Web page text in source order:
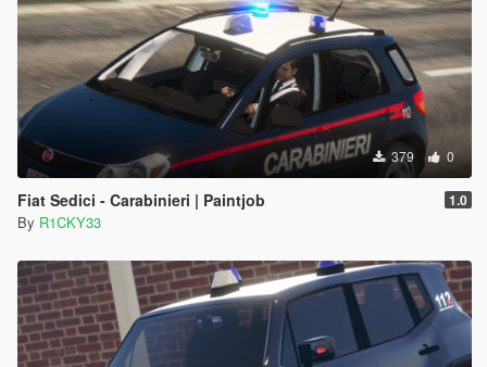
379 0
Fiat Sedici - Carabinieri | Paintjob 1.0
By R1CKY33